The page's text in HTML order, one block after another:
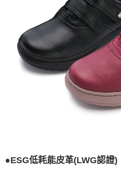
●ESG低耗能皮革(LWG認證)